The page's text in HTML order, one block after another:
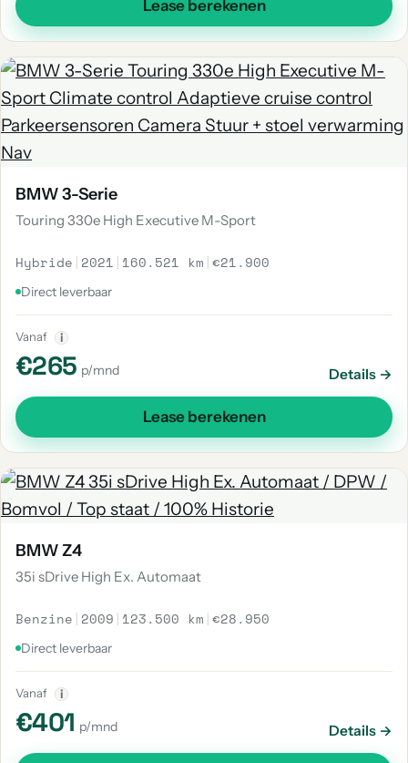
Lease berekenen
BMW 3-Serie
Touring 330e High Executive M-Sport
Hybride | 2021 | 160.521 km |€21.900
Direct leverbaar
Vanaf i
€265 p/mnd Details →
Lease berekenen
BMW Z4
35i sDrive High Ex. Automaat
Benzine | 2009 | 123.500 km |€28.950
Direct leverbaar
Vanaf i
€401 p/mnd Details →